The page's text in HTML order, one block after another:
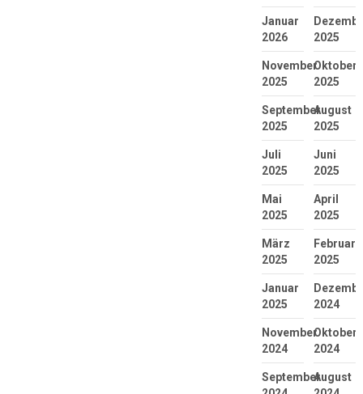
Januar
2026
2025
November
2025
Oktober
2025
September
2025
August
2025
Juli
2025
Juni
2025
Mai
2025
April
2025
März
2025
Februar
2025
Januar
2025
2024
November
2024
Oktober
2024
SeptemberAugust